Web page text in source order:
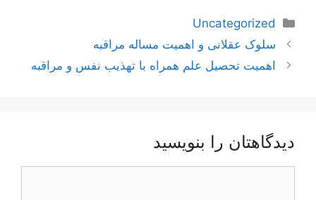
دسته‌ها
Uncategorized
ناوبری
نوشته‌ها
سلوک عقلانی و اهمیت مساله مراقبه
اهمیت تحصیل علم همراه با تهذیب نفس و مراقبه
دیدگاهتان را بنویسید